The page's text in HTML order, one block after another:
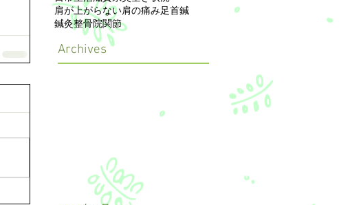
肩が上がらない肩の痛み足首鍼
鍼灸整骨院関節
Archives